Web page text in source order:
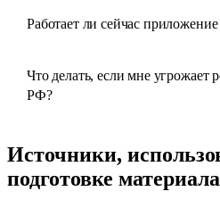
Работает ли сейчас
Что делать, если мне угрожает
РФ?
Источники,
подготовке материала